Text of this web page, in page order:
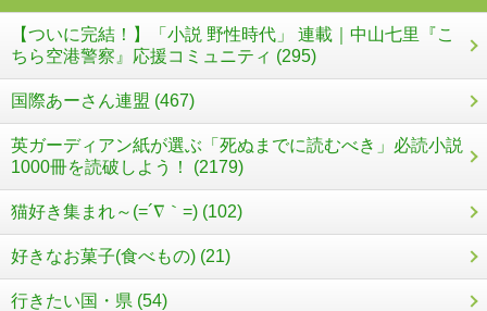
【ついに完結！】「小説 野性時代」 連載｜中山七里『こ
ちら空港警察』応援コミュニティ (295)
国際あーさん連盟 (467)
英ガーディアン紙が選ぶ「死ぬまでに読むべき」必読小説
1000冊を読破しよう！ (2179)
猫好き集まれ～(=´∇｀=) (102)
好きなお菓子(食べもの) (21)
行きたい国・県 (54)